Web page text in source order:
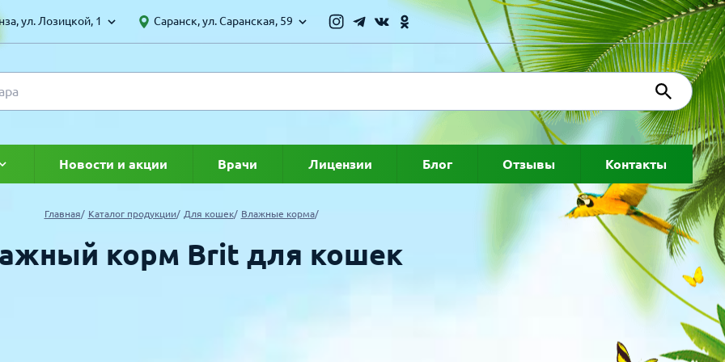
ул. Лозицкой, 1 Саранск, ул. Саранская, 59
Новости и акции Врачи Лицензии Блог Отзывы Контакты
Главная Каталог продукции Для кошек Влажные корма
корм Brit для кошек
ТОВАРЫ
ТОВАРОВ СО СКИДКОЙ